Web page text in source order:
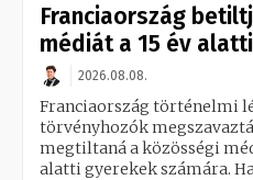
Franciaország
médiát a 15 év
2026.08.08.
Franciaország történelmi
törvényhozók
megtiltaná a közösségi
alatti gyerekek számára. Ha